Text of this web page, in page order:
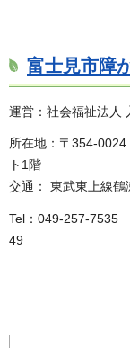
富士見市障
運営：社会福祉法人
所在地：〒354-
ト1階
交通： 東武東上線
Tel：049-257-7535
49